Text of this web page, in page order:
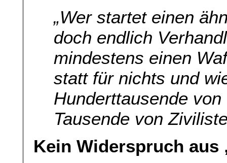
„Wer startet einen
doch endlich
mindestens einen
statt für nichts und
Hunderttausende
Tausende von
Kein Widerspruch aus